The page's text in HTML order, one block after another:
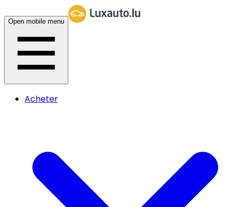
Open mobile menu
Acheter